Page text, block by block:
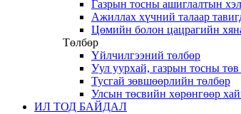
Газрын тосны ашиглалтын
Ажиллах хүчний талаар
Цөмийн болон цацрагийн
Төлбөр
Үйлчилгээний төлбөр
Уул уурхай, газрын тосны
Тусгай зөвшөөрлийн төлбөр
Улсын төсвийн хөрөнгөөр
ИЛ ТОД БАЙДАЛ